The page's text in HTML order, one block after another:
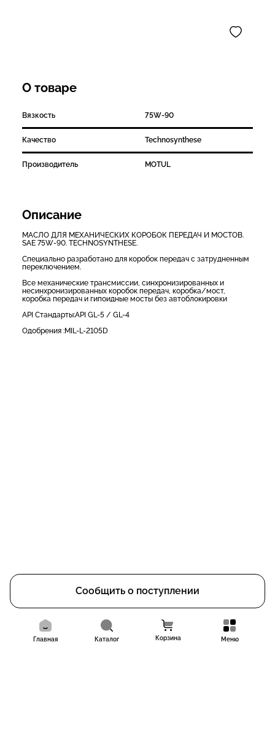
О товаре
Вязкость 75W-90
Качество Technosynthese
Производитель MOTUL
Описание
МАСЛО ДЛЯ МЕХАНИЧЕСКИХ КОРОБОК ПЕРЕДАЧ И МОСТОВ.
SAE 75W-90. TECHNOSYNTHESE.
Специально разработано для коробок передач с затрудненным
переключением.
Все механические трансмиссии, синхронизированных и
несинхронизированных коробок передач, коробка/мост,
коробка передач и гипоидные мосты без автоблокировки
API Стандарты:API GL-5 / GL-4
Одобрения :MIL-L-2105D
Сообщить о поступлении
Главная Каталог Корзина Меню